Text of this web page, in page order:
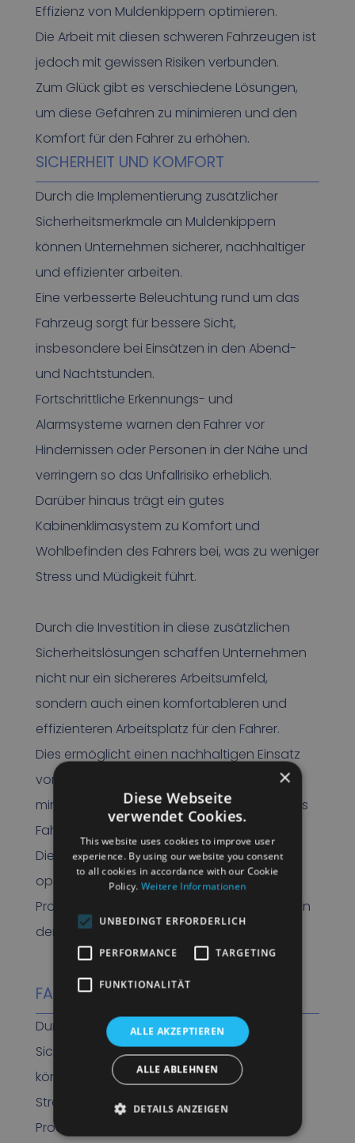
Effizienz von Muldenkippern optimieren.
Die Arbeit mit diesen schweren Fahrzeugen ist
jedoch mit gewissen Risiken verbunden.
Zum Glück gibt es verschiedene Lösungen,
um diese Gefahren zu minimieren und den
Komfort für den Fahrer zu erhöhen.
SICHERHEIT UND KOMFORT
Durch die Implementierung zusätzlicher
Sicherheitsmerkmale an Muldenkippern
können Unternehmen sicherer, nachhaltiger
und effizienter arbeiten.
Eine verbesserte Beleuchtung rund um das
Fahrzeug sorgt für bessere Sicht,
insbesondere bei Einsätzen in den Abend-
und Nachtstunden.
Fortschrittliche Erkennungs- und
Alarmsysteme warnen den Fahrer vor
Hindernissen oder Personen in der Nähe und
verringern so das Unfallrisiko erheblich.
Darüber hinaus trägt ein gutes
Kabinenklimasystem zu Komfort und
Wohlbefinden des Fahrers bei, was zu weniger
Stress und Müdigkeit führt.
Durch die Investition in diese zusätzlichen
Sicherheitslösungen schaffen Unternehmen
nicht nur ein sichereres Arbeitsumfeld,
sondern auch einen komfortableren und
effizienteren Arbeitsplatz für den Fahrer.
Dies ermöglicht einen nachhaltigen Einsatz
von Muldenkippern, bei dem die Risiken
minimiert werden und das Wohlergehen des
Fahrers im Mittelpunkt steht.
Diese Verbesserungen tragen zu einem
optimalen Gleichgewicht zwischen
Produktivität, Sicherheit und Nachhaltigkeit in
der Bauindustrie bei.
FAZIT
Durch die Implementierung fortschrittlicher
Sicherheitsfunktionen bei Muldenkippern
können Unternehmen im Bereich Boden-,
Straßen- und Wasserbau ihre Effizienz und
Produktivität steigern und gleichzeitig die
×
Diese Webseite
verwendet Cookies.
This website uses cookies to improve user
experience. By using our website you consent
to all cookies in accordance with our Cookie
Policy.Weitere Informationen
UNBEDINGT ERFORDERLICH
PERFORMANCE TARGETING
FUNKTIONALITÄT
ALLE AKZEPTIEREN
ALLE ABLEHNEN
DETAILS ANZEIGEN